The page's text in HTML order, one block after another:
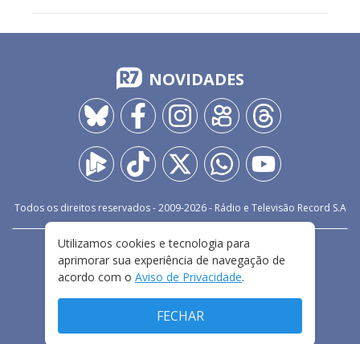
NOVIDADES
Todos os direitos reservados - 2009-2026- Rádio e Televisão Record S.A
FALE CONOSCO
PRIVACIDADE
TERMOS E CONDIÇÕES DE USO
Utilizamos cookies e tecnologia para
aprimorar sua experiência de navegação de
acordo com o Aviso de Privacidade.
FECHAR